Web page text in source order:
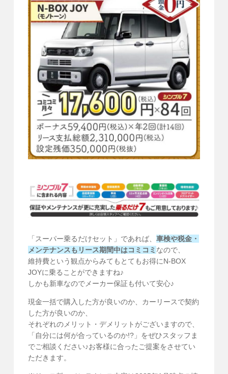
「スーパー乗るだけセット」であれば、 車検や税金・
メンテナンスもリース期間中はコミコミ なので、
維持費という観点からみてもとてもお得にN-BOX
JOYに乗ることができますね♪
しかも新車なのでメーカー保証も付いて安心♪
現金一括で購入した方が良いのか、カーリースで契約
した方が良いのか、
それぞれのメリット・デメリットがございますので、
「自分には何が合っているのか!?」をぜひスタッフま
でご相談ください♪お客様に合ったご提案をさせてい
ただきます。